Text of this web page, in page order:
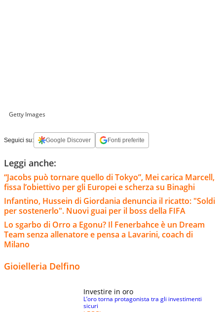
Getty Images
Seguici su: Google Discover Fonti preferite
Leggi anche:
“Jacobs può tornare quello di Tokyo”, Mei carica Marcell,
fissa l’obiettivo per gli Europei e scherza su Binaghi
Infantino, Hussein di Giordania denuncia il ricatto: "Soldi
per sostenerlo". Nuovi guai per il boss della FIFA
Lo sgarbo di Orro a Egonu? Il Fenerbahce è un Dream
Team senza allenatore e pensa a Lavarini, coach di
Milano
Gioielleria Delfino
Investire in oro
L’oro torna protagonista tra gli investimenti
sicuri